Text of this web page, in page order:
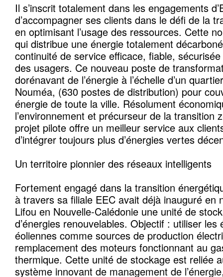
Il s’inscrit totalement dans les engagements
d’accompagner ses clients dans le défi de la
en optimisant l’usage des ressources. Cette
qui distribue une énergie totalement
continuité de service efficace, fiable,
des usagers. Ce nouveau poste de
dorénavant de l’énergie à l’échelle d’un
Nouméa, (630 postes de distribution) pour
énergie de toute la ville. Résolument
l’environnement et précurseur de la transition
projet pilote offre un meilleur service aux
d’intégrer toujours plus d’énergies vertes
Un territoire pionnier des réseaux intelligents
Fortement engagé dans la transition
à travers sa filiale EEC avait déjà inauguré en
Lifou en Nouvelle-Calédonie une unité de
d’énergies renouvelables. Objectif : utiliser les
éoliennes comme sources de production
remplacement des moteurs fonctionnant au
thermique. Cette unité de stockage est reliée
système innovant de management de